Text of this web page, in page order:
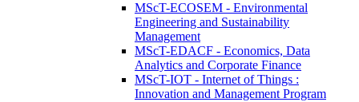
MScT-ECOSEM - Environmental
Engineering and Sustainability
Management
MScT-EDACF - Economics, Data
Analytics and Corporate Finance
MScT-IOT - Internet of Things :
Innovation and Management Program